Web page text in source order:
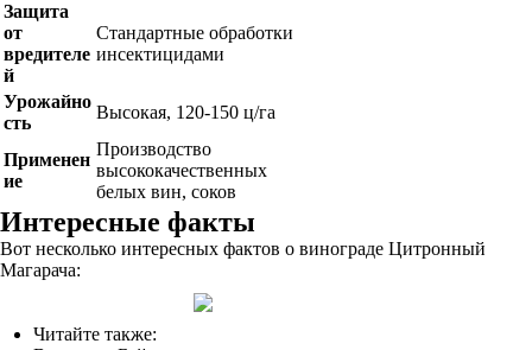
Защита
от
вредителе
й
Стандартные обработки
инсектицидами
Урожайно
сть
Высокая, 120-150 ц/га
Применен
ие
Производство
высококачественных
белых вин, соков
Интересные факты
Вот несколько интересных фактов о винограде Цитронный
Магарача:
Читайте также: